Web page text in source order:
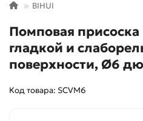
BIHUI
Помповая присоска
гладкой и
поверхности, Ø6
Код товара: SCVM6